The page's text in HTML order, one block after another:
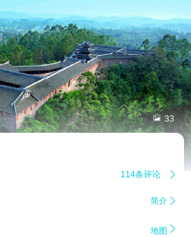
 33
114条评论 
简介 
地图 